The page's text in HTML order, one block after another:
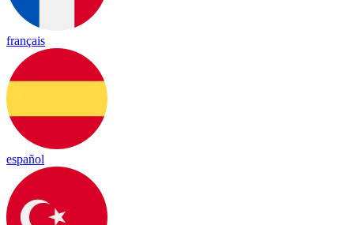
français
español